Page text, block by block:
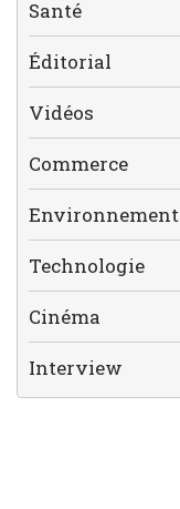
Santé
Éditorial
Vidéos
Commerce
Environnement
Technologie
Cinéma
Interview